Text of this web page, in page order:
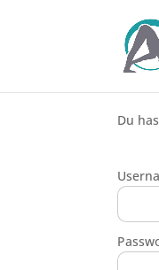
Du